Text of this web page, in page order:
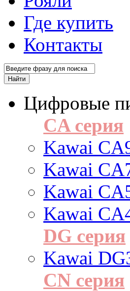
Где купить
Контакты
Цифровые
CA серия
Kawai
Kawai
Kawai
Kawai
DG серия
Kawai
CN серия